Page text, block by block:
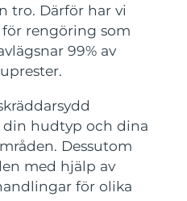
tro. Därför har vi
för rengöring som
99% av
din hudtyp och dina
Dessutom
med hjälp av
för olika
heating
aging massage
on-the-go
& lips
smoothing device
and red light therapy
Munvård
sonic toothbrush
sonic toothbrush
LED-behandlingar
NEW
Förväntad leverans 12/8/26
Förväntad leverans
Förväntad leverans
Förväntad leverans13/8/26
Förväntad leverans13/8/26